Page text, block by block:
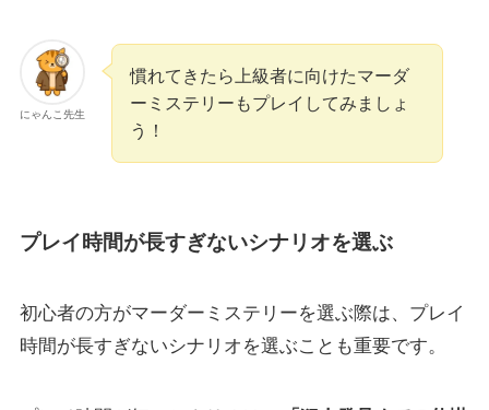
にゃんこ先生
慣れてきたら上級者に向けたマーダ
ーミステリーもプレイしてみましょ
う！
プレイ時間が長すぎないシナリオを選ぶ
初心者の方がマーダーミステリーを選ぶ際は、プレイ
時間が長すぎないシナリオを選ぶことも重要です。